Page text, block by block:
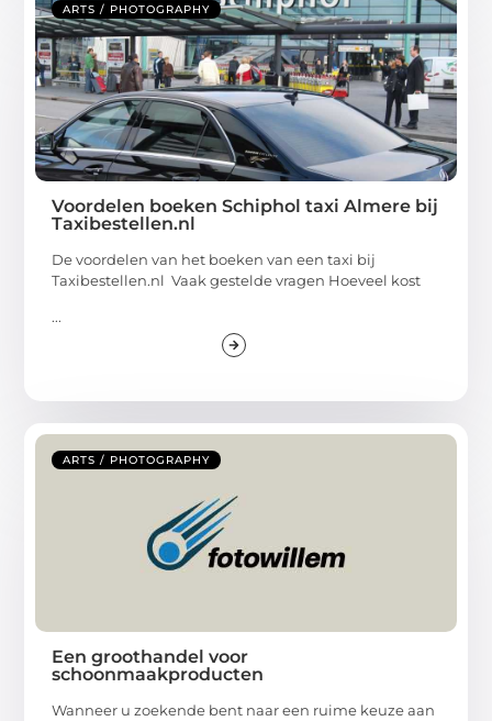
ARTS / PHOTOGRAPHY
Voordelen boeken Schiphol taxi Almere bij
Taxibestellen.nl
De voordelen van het boeken van een taxi bij
Taxibestellen.nl Vaak gestelde vragen Hoeveel kost
...
ARTS / PHOTOGRAPHY
Een groothandel voor
schoonmaakproducten
Wanneer u zoekende bent naar een ruime keuze aan